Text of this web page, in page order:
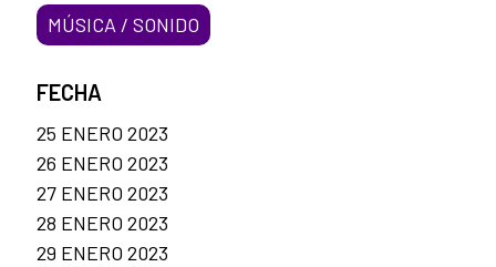
MÚSICA / SONIDO
FECHA
25 ENERO 2023
26 ENERO 2023
27 ENERO 2023
28 ENERO 2023
29 ENERO 2023